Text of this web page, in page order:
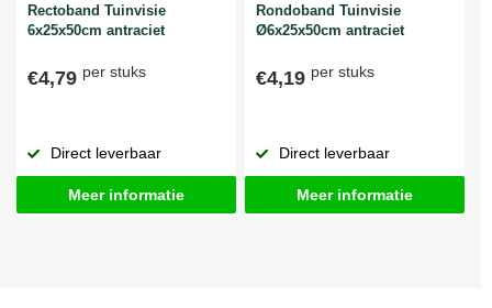
Rectoband Tuinvisie
6x25x50cm antraciet
€4,79 per stuks
Direct leverbaar
Meer informatie
Rondoband Tuinvisie
Ø6x25x50cm antraciet
€4,19 per stuks
Direct leverbaar
Meer informatie